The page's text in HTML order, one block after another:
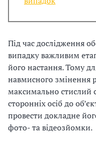
Під час дослідження
випадку важливим
його настання. Тому
навмисного змінення
максимально стислий
сторонніх осіб до
провести докладне
фото- та відеозйомки.